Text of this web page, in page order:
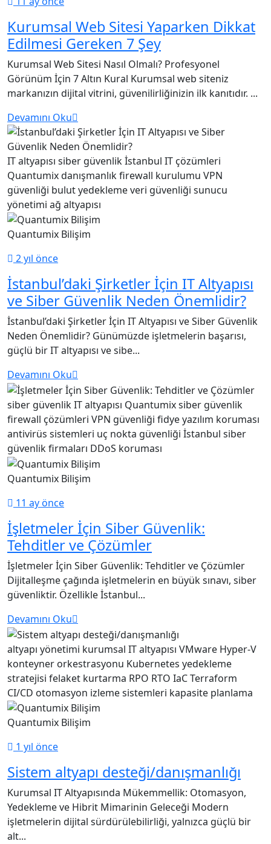
Kurumsal Web Sitesi Yaparken Dikkat
Edilmesi Gereken 7 Şey
Kurumsal Web Sitesi Nasıl Olmalı? Profesyonel
Görünüm İçin 7 Altın Kural Kurumsal web siteniz
markanızın dijital vitrini, güvenilirliğinizin ilk kanıtıdır. ...
Devamını Oku
IT altyapısı siber güvenlikİstanbul IT çözümleri
Quantumix danışmanlıkfirewall kurulumu VPN
güvenliği bulut yedeklemeveri güvenliği sunucu
yönetimi ağ altyapısı
Quantumix Bilişim
2 yıl önce
İstanbul’daki Şirketler İçin IT Altyapısı
ve Siber Güvenlik Neden Önemlidir?
İstanbul’daki Şirketler İçin IT Altyapısı ve Siber Güvenlik
Neden Önemlidir? Günümüzde işletmelerin başarısı,
güçlü bir IT altyapısı ve sibe...
Devamını Oku
siber güvenlikIT altyapısı Quantumix siber güvenlik
firewall çözümleri VPN güvenliği fidye yazılım koruması
antivirüs sistemleri uç nokta güvenliği İstanbul siber
güvenlik firmaları DDoS koruması
Quantumix Bilişim
11 ay önce
İşletmeler İçin Siber Güvenlik:
Tehditler ve Çözümler
İşletmeler İçin Siber Güvenlik: Tehditler ve Çözümler
Dijitalleşme çağında işletmelerin en büyük sınavı, siber
güvenliktir. Özellikle İstanbul...
Devamını Oku
altyapı yönetimi kurumsal IT altyapısı VMware Hyper-V
konteyner orkestrasyonu Kubernetes yedekleme
stratejisi felaket kurtarma RPO RTO IaC Terraform
CI/CD otomasyon izleme sistemleri kapasite planlama
Quantumix Bilişim
1 yıl önce
Sistem altyapı desteği/danışmanlığı
Kurumsal IT Altyapısında Mükemmellik: Otomasyon,
Yedekleme ve Hibrit Mimarinin Geleceği Modern
işletmelerin dijital sürdürülebilirliği, yalnızca güçlü bir
alt...